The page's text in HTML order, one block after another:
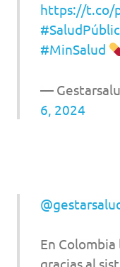
https://t.co/
#MinSalud
—
6, 2024
En Colombia